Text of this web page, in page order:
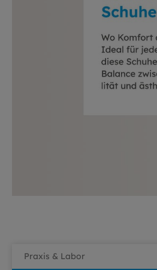
Praxis & Labor